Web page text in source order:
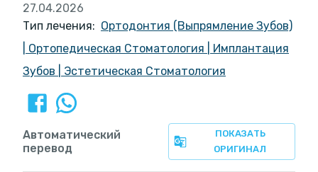
27.04.2026
Тип лечения: Ортодонтия (Выпрямление Зубов)
Ортопедическая Стоматология
Имплантация
Зубов
Эстетическая Стоматология
ПОКАЗАТЬ
ОРИГИНАЛ
Автоматический
перевод